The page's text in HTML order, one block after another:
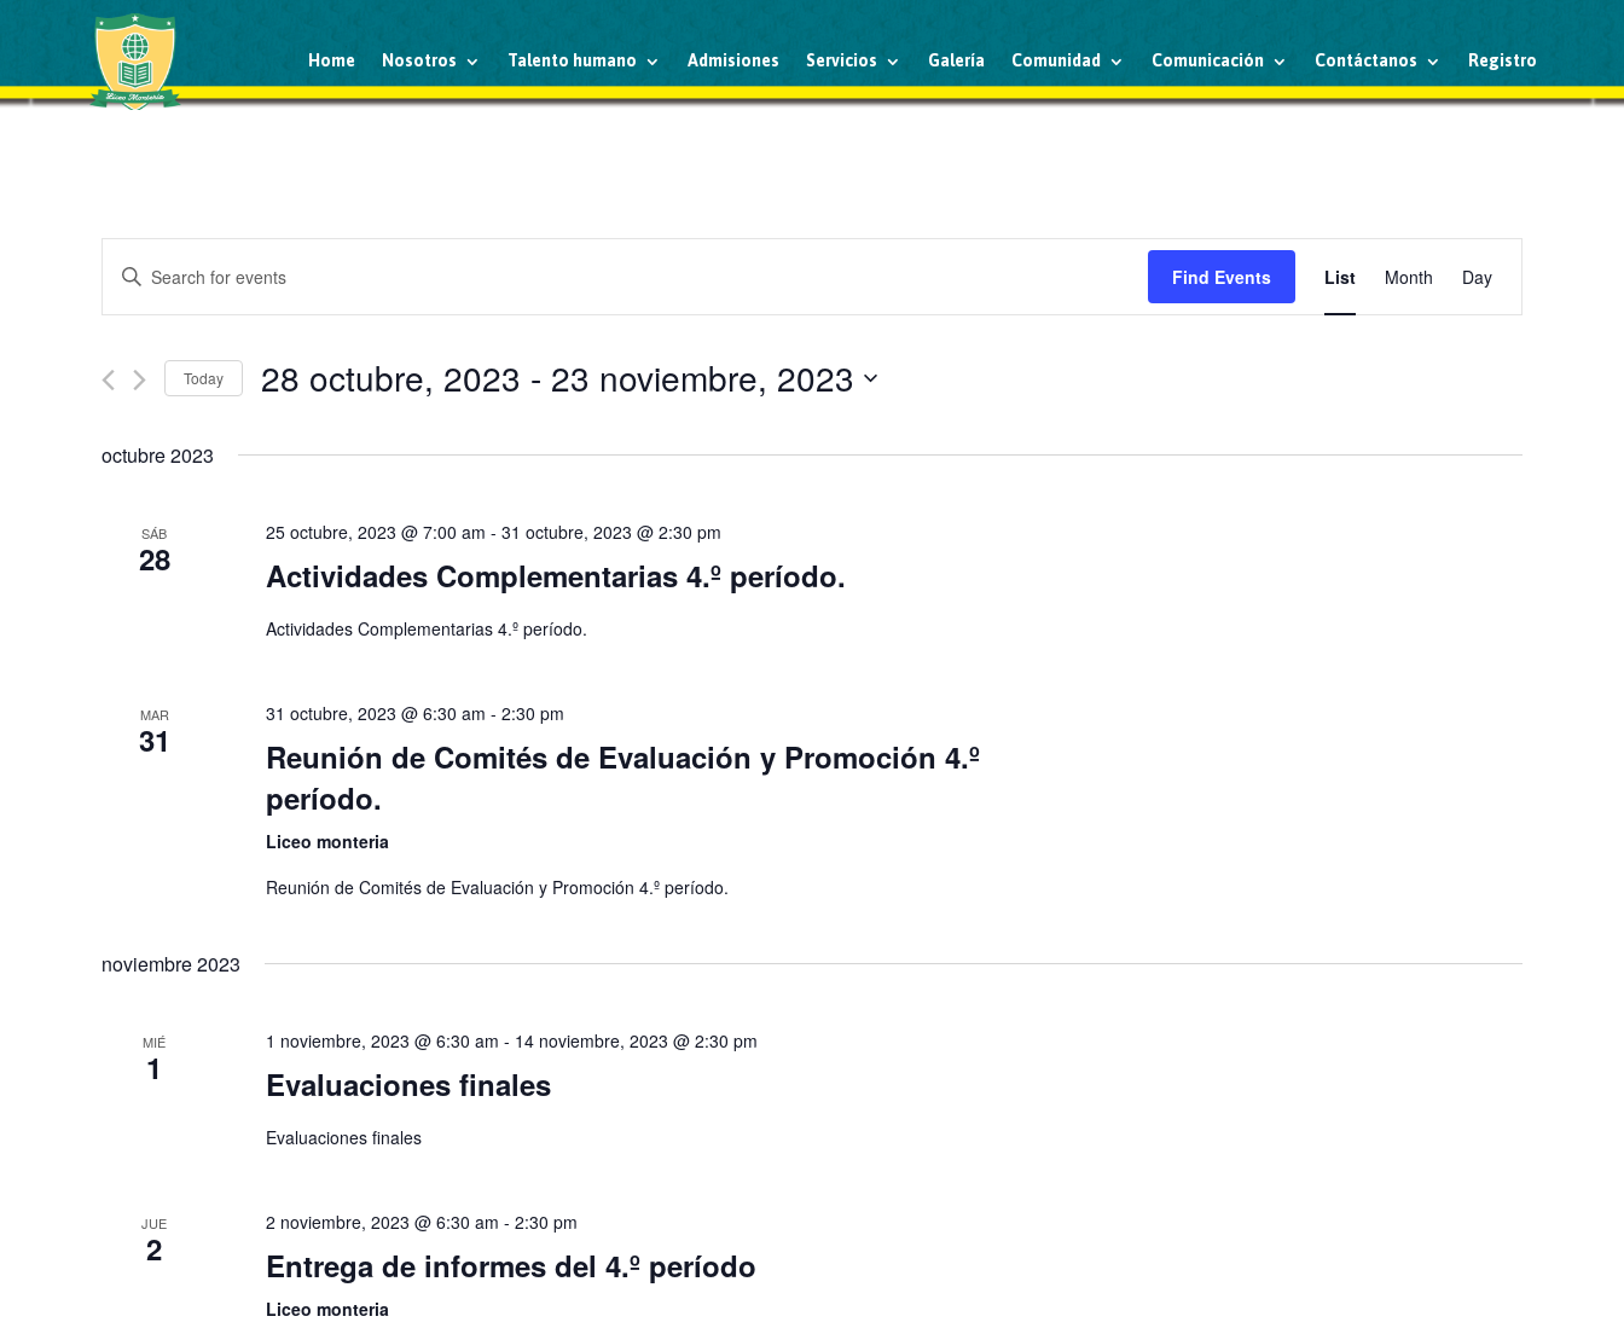
Home Nosotros Talento humano Admisiones Servicios Galería Comunidad Comunicación Contáctanos Registro
Events
Search
and
Navigation
Enter
Keyword.
Search
Events
Find Events Views
List Month Day
Today 28 octubre, 2023 - 23 noviembre, 2023
octubre 2023
SÁB
28
25 octubre, 2023 @ 7:00 am - 31 octubre, 2023 @ 2:30 pm
Actividades Complementarias 4.º período.
Actividades Complementarias 4.º período.
MAR
31
31 octubre, 2023 @ 6:30 am - 2:30 pm
Reunión de Comités de Evaluación y Promoción 4.º
período.
Liceo monteria
Reunión de Comités de Evaluación y Promoción 4.º período.
noviembre 2023
MIÉ
1
1 noviembre, 2023 @ 6:30 am - 14 noviembre, 2023 @ 2:30 pm
Evaluaciones finales
Evaluaciones finales
JUE
2
2 noviembre, 2023 @ 6:30 am - 2:30 pm
Entrega de informes del 4.º período
Liceo monteria